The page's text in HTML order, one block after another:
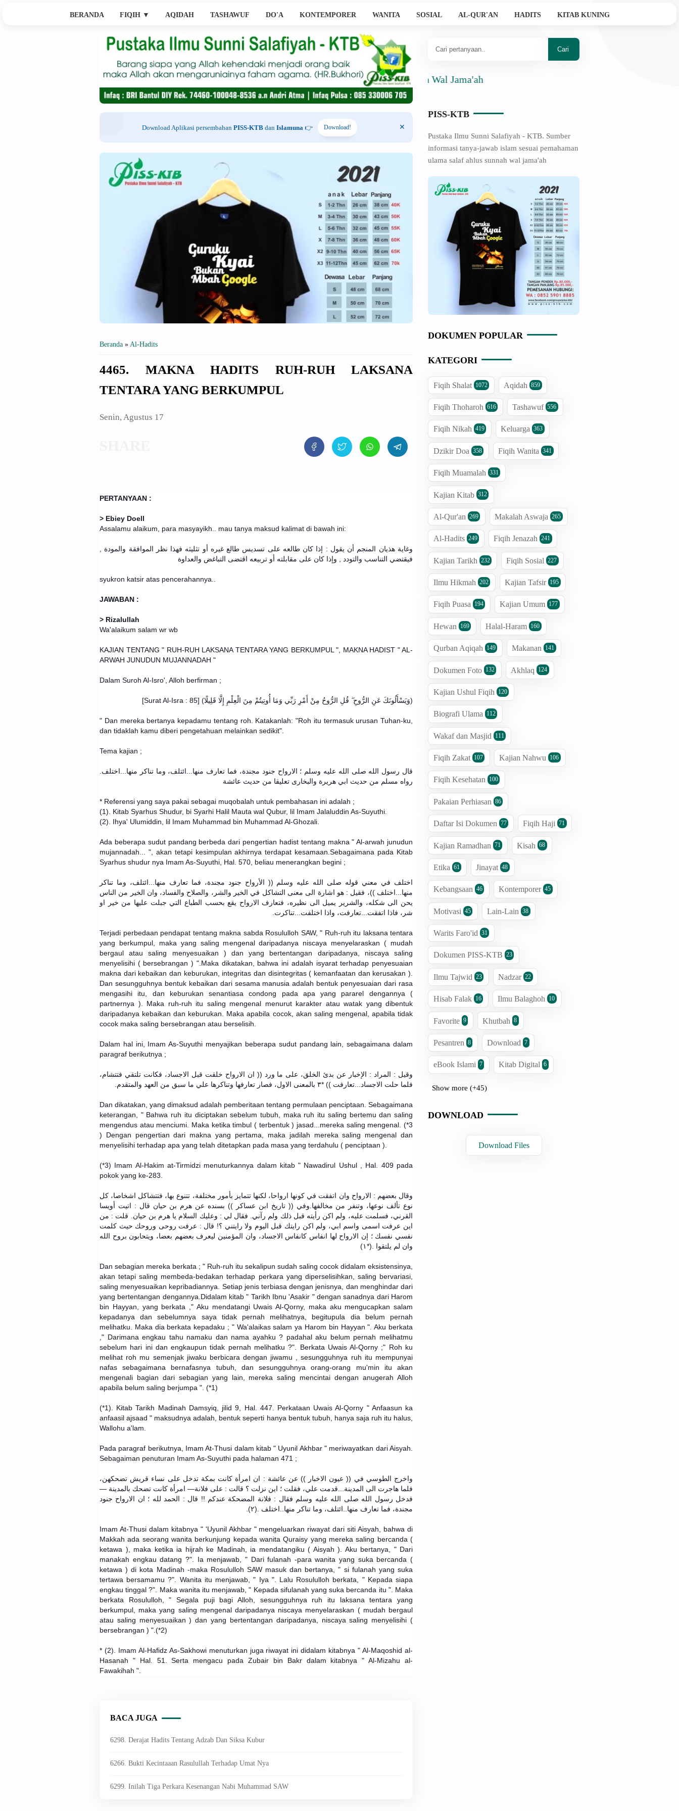
BERANDA FIQIH ▼ AQIDAH TASHAWUF DO'A KONTEMPORER WANITA SOSIAL AL-QUR'AN HADITS KITAB KUNING
Download Aplikasi persembahan PISS-KTBdan Islamuna 👉 Download!
Beranda » Al-Hadits
4465. MAKNA HADITS RUH-RUH LAKSANA
TENTARA YANG BERKUMPUL
Senin, Agustus 17
PERTANYAAN :
> Ebiey Doell
Assalamu alaikum, para masyayikh.. mau tanya maksud kalimat di bawah ini:
وغاية هذيان المنجم أن يقول : إذا كان طالعه على تسديس طالع غيره أو تثليثه فهذا نظر الموافقة والمودة ,
فيقتضي التناسب والتودد , وإذا كان على مقابلته أو تربيعه اقتضى التباغض والعداوة
syukron katsir atas pencerahannya..
JAWABAN :
> Rizalullah
Wa'alaikum salam wr wb
KAJIAN TENTANG " RUH-RUH LAKSANA TENTARA YANG BERKUMPUL ", MAKNA HADIST " AL-
ARWAH JUNUDUN MUJANNADAH "
Dalam Suroh Al-Isro', Alloh berfirman ;
(وَيَسْأَلُونَكَ عَنِ الرُّوحِ ۖ قُلِ الرُّوحُ مِنْ أَمْرِ رَبِّي وَمَا أُوتِيتُمْ مِنَ الْعِلْمِ إِلَّا قَلِيلًا) [Surat Al-Isra : 85]
" Dan mereka bertanya kepadamu tentang roh. Katakanlah: "Roh itu termasuk urusan Tuhan-ku,
dan tidaklah kamu diberi pengetahuan melainkan sedikit".
Tema kajian ;
قال رسول الله صلى الله عليه وسلم ؛ الارواح جنود مجندة، فما تعارف منها...ائتلف، وما تناكر منها...اختلف.
رواه مسلم من حديث ابي هريرة والبخارى تعليقا من حديث عائشة
* Referensi yang saya pakai sebagai muqobalah untuk pembahasan ini adalah ;
(1). Kitab Syarhus Shudur, bi Syarhi Halil Mauta wal Qubur, lil Imam Jalaluddin As-Suyuthi.
(2). Ihya' Ulumiddin, lil Imam Muhammad bin Muhammad Al-Ghozali.
Ada beberapa sudut pandang berbeda dari pengertian hadist tentang makna " Al-arwah junudun
mujannadah... ", akan tetapi kesimpulan akhirnya terdapat kesamaan.Sebagaimana pada Kitab
Syarhus shudur nya Imam As-Suyuthi, Hal. 570, beliau menerangkan begini ;
اختلف في معني قوله صلى الله عليه وسلم (( الأرواح جنود مجندة، فما تعارف منها...ائتلف، وما تناكر
منها...اختلف ))، فقيل : هو اشارة الى معنى التشاكل في الخير والشر، والصلاح والفساد، وان الخير من الناس
يحن الى شكله، والشرير يميل الى نظيره، فتعارف الارواح يقع بحسب الطباع التي جبلت عليها من خير او
شر، فاذا اتفقت...تعارفت، واذا اختلفت...تناكرت.
Terjadi perbedaan pendapat tentang makna sabda Rosululloh SAW, " Ruh-ruh itu laksana tentara
yang berkumpul, maka yang saling mengenal daripadanya niscaya menyelaraskan ( mudah
bergaul atau saling menyesuaikan ) dan yang bertentangan daripadanya, niscaya saling
menyelisihi ( bersebrangan ) ".Maka dikatakan, bahwa ini adalah isyarat terhadap penyesuaian
makna dari kebaikan dan keburukan, integritas dan disintegritas ( kemanfaatan dan kerusakan ).
Dan sesungguhnya bentuk kebaikan dari sesama manusia adalah bentuk penyesuaian dari rasa
mengasihi itu, dan keburukan senantiasa condong pada apa yang pararel dengannya (
partnernya ). Maka ruh-ruh itu saling mengenal menurut karakter atau watak yang dibentuk
daripadanya kebaikan dan keburukan. Maka apabila cocok, akan saling mengenal, apabila tidak
cocok maka saling bersebrangan atau berselisih.
Dalam hal ini, Imam As-Suyuthi menyajikan beberapa sudut pandang lain, sebagaimana dalam
paragraf berikutnya ;
وقيل : المراد : الإخبار عن بدئ الخلق، على ما ورد (( ان الارواح خلقت قبل الاجساد، فكانت تلتقي فتتشام،
فلما حلت الاجساد...تعارفت )) *٣ بالمعنى الاول، فصار تعارفها وتناكرها علي ما سبق من العهد والمتقدم.
Dan dikatakan, yang dimaksud adalah pemberitaan tentang permulaan penciptaan. Sebagaimana
keterangan, " Bahwa ruh itu diciptakan sebelum tubuh, maka ruh itu saling bertemu dan saling
mengendus atau menciumi. Maka ketika timbul ( terbentuk ) jasad...mereka saling mengenal. (*3
) Dengan pengertian dari makna yang pertama, maka jadilah mereka saling mengenal dan
menyelisihi terhadap apa yang telah ditetapkan pada masa yang terdahulu ( penciptaan ).
(*3) Imam Al-Hakim at-Tirmidzi menuturkannya dalam kitab " Nawadirul Ushul , Hal. 409 pada
pokok yang ke-283.
وقال بعضهم : الارواح وان اتفقت في كونها ارواحا، لكنها تتمايز بأمور مختلفة، تتنوع بها، فتتشاكل اشخاصا، كل
نوع تألف نوعها، وتنفر من مخالفها.وفي (( تاريخ ابن عساكر )) بسنده عن هرم بن حيان قال : اتيت أويسا
القرني، فسلمت عليه، ولم اكن رأيته قبل ذلك ولم رآني. فقال لي : وعليك السلام يا هرم بن حيان. قلت : من
اين عرفت اسمى واسم ابي، ولم اكن رايتك قبل اليوم ولا رايتني ؟! قال : عرفت روحى وروحك حيث كلمت
نفسي نفسك ؛ إن الارواح لها انفاس كانفاس الاجساد، وان المؤمنين ليعرف بعضهم بعضا، ويتحابون بروح الله
وان لم يلتقوا .(*١)
Dan sebagian mereka berkata ; " Ruh-ruh itu sekalipun sudah saling cocok didalam eksistensinya,
akan tetapi saling membeda-bedakan terhadap perkara yang diperselisihkan, saling bervariasi,
saling menyesuaikan kepribadiannya. Setiap jenis terbiasa dengan jenisnya, dan menghindar dari
yang bertentangan dengannya.Didalam kitab " Tarikh Ibnu 'Asakir " dengan sanadnya dari Harom
bin Hayyan, yang berkata ," Aku mendatangi Uwais Al-Qorny, maka aku mengucapkan salam
kepadanya dan sebelumnya saya tidak pernah melihatnya, begitupula dia belum pernah
melihatku. Maka dia berkata kepadaku ; " Wa'alaikas salam ya Harom bin Hayyan ". Aku berkata
," Darimana engkau tahu namaku dan nama ayahku ? padahal aku belum pernah melihatmu
sebelum hari ini dan engkaupun tidak pernah melihatku ?". Berkata Uwais Al-Qorny ;" Roh ku
melihat roh mu semenjak jiwaku berbicara dengan jiwamu , sesungguhnya ruh itu mempunyai
nafas sebagaimana bernafasnya tubuh, dan sesungguhnya orang-orang mu'min itu akan
mengenali bagian dari sebagian yang lain, mereka saling mencintai dengan anugerah Alloh
apabila belum saling berjumpa ". (*1)
(*1). Kitab Tarikh Madinah Damsyiq, jilid 9, Hal. 447. Perkataan Uwais Al-Qorny " Anfaasun ka
anfaasil ajsaad " maksudnya adalah, bentuk seperti hanya bentuk tubuh, hanya saja ruh itu halus,
Wallohu a'lam.
Pada paragraf berikutnya, Imam At-Thusi dalam kitab " Uyunil Akhbar " meriwayatkan dari Aisyah.
Sebagaiman penuturan Imam As-Suyuthi pada halaman 471 ;
واخرج الطوسي في (( عيون الاخبار )) عن عائشة : ان امرأة كانت بمكة تدخل على نساء قريش تضحكهن،
فلما هاجرت الى المدينة...قدمت علي، فقلت ؛ اين نزلت ؟ قالت : على فلانة— امرأة كانت تضحك بالمدينة —
فدخل رسول الله صلى الله عليه وسلم فقال : فلانة المضحكة عندكم !! قال : الحمد لله ؛ ان الارواح جنود
مجندة، فما تعارف منها..ائتلف، وما تناكر منها..اختلف .(٢).
Imam At-Thusi dalam kitabnya " 'Uyunil Akhbar " mengeluarkan riwayat dari siti Aisyah, bahwa di
Makkah ada seorang wanita berkunjung kepada wanita Quraisy yang mereka saling bercanda (
ketawa ), maka ketika ia hijrah ke Madinah, ia mendatangiku ( Aisyah ). Aku bertanya, " Dari
manakah engkau datang ?". Ia menjawab, " Dari fulanah -para wanita yang suka bercanda (
ketawa ) di kota Madinah -maka Rosululloh SAW masuk dan bertanya, " si fulanah yang suka
tertawa bersamamu ?". Wanita itu menjawab, " Iya ". Lalu Rosululloh berkata, " Kepada siapa
engkau tinggal ?". Maka wanita itu menjawab, " Kepada sifulanah yang suka bercanda itu ". Maka
berkata Rosululloh, " Segala puji bagi Alloh, sesungguhnya ruh itu laksana tentara yang
berkumpul, maka yang saling mengenal daripadanya niscaya menyelaraskan ( mudah bergaul
atau saling menyesuaikan ) dan yang bertentangan daripadanya, niscaya saling menyelisihi (
bersebrangan ) ".(*2)
* (2). Imam Al-Hafidz As-Sakhowi menuturkan juga riwayat ini didalam kitabnya " Al-Maqoshid al-
Hasanah " Hal. 51. Serta mengacu pada Zubair bin Bakr dalam kitabnya " Al-Mizahu al-
Fawakihah ".
BACA JUGA
6298. Derajat Hadits Tentang Adzab Dan Siksa Kubur
6266. Bukti Kecintaaan Rasulullah Terhadap Umat Nya
6299. Inilah Tiga Perkara Kesenangan Nabi Muhammad SAW
Ahlussunnah Wal Jama'ah
PISS-KTB
Pustaka Ilmu Sunni Salafiyah - KTB. Sumber
informasi tanya-jawab islam sesuai pemahaman
ulama salaf ahlus sunnah wal jama'ah
DOKUMEN POPULAR
KATEGORI
Fiqih Shalat 1072 Aqidah 859
Fiqih Thoharoh 616 Tashawuf 556
Fiqih Nikah 419 Keluarga 363
Dzikir Doa 358 Fiqih Wanita 341
Fiqih Muamalah 331
Kajian Kitab 312
Al-Qur'an 269 Makalah Aswaja 265
Al-Hadits 249 Fiqih Jenazah 241
Kajian Tarikh 232 Fiqih Sosial 227
Ilmu Hikmah 202 Kajian Tafsir 195
Fiqih Puasa 194 Kajian Umum 177
Hewan 169 Halal-Haram 160
Qurban Aqiqah 149 Makanan 141
Dokumen Foto 132 Akhlaq 124
Kajian Ushul Fiqih 120
Biografi Ulama 112
Wakaf dan Masjid 111
Fiqih Zakat 107 Kajian Nahwu 106
Fiqih Kesehatan 100
Pakaian Perhiasan 86
Daftar Isi Dokumen 77 Fiqih Haji 71
Kajian Ramadhan 71 Kisah 68
Etika 61 Jinayat 48
Kebangsaan 46 Kontemporer 45
Motivasi 45 Lain-Lain 38
Warits Faro'id 31
Dokumen PISS-KTB 23
Ilmu Tajwid 23 Nadzar 22
Hisab Falak 16 Ilmu Balaghoh 10
Favorite 9 Khutbah 8
Pesantren 8 Download 7
eBook Islami 7 Kitab Digital 6
Show more (+45)
DOWNLOAD
Download Files